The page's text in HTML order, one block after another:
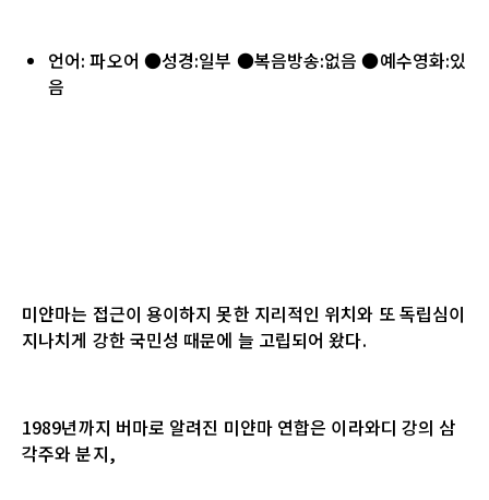
언어: 파오어 ●성경:일부 ●복음방송:없음 ●예수영화:있
음
미얀마는 접근이 용이하지 못한 지리적인 위치와 또 독립심이
지나치게 강한 국민성 때문에 늘 고립되어 왔다.
1989년까지 버마로 알려진 미얀마 연합은 이라와디 강의 삼
각주와 분지,